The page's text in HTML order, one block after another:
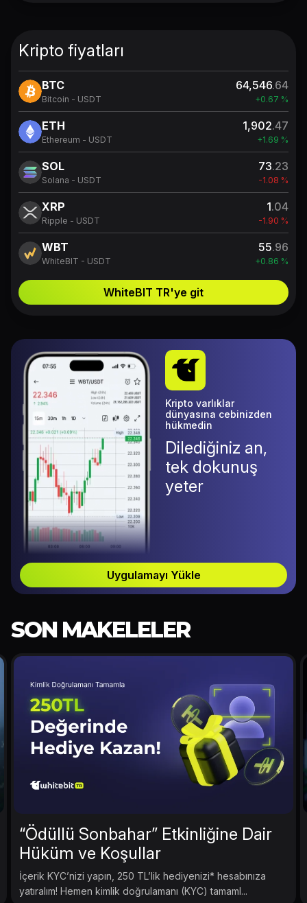
Kripto fiyatları
BTC
Bitcoin - USDT
64,546.64
+0.67 %
ETH
Ethereum - USDT
1,902.47
+1.69 %
SOL
Solana - USDT
73.23
-1.08 %
XRP
Ripple - USDT
1.04
-1.90 %
WBT
WhiteBIT - USDT
55.96
+0.86 %
WhiteBIT TR'ye git
Kripto varlıklar
dünyasına cebinizden
hükmedin
Dilediğiniz an,
tek dokunuş
yeter
Uygulamayı Yükle
SON MAKELELER
“Ödüllü Sonbahar” Etkinliğine Dair
Hüküm ve Koşullar
İçerik KYC’nizi yapın, 250 TL’lik hediyenizi* hesabınıza
yatıralım! Hemen kimlik doğrulamanı (KYC) tamaml...